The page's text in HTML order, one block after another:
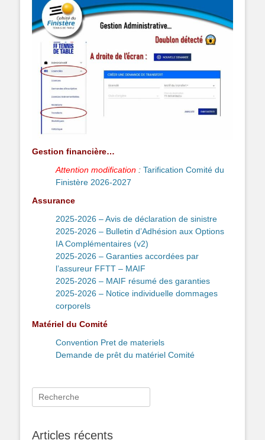
Gestion financière…
Attention modification : Tarification Comité du
Finistère 2026-2027
Assurance
2025-2026 – Avis de déclaration de sinistre
2025-2026 – Bulletin d’Adhésion aux Options
IA Complémentaires (v2)
2025-2026 – Garanties accordées par
l’assureur FFTT – MAIF
2025-2026 – MAIF résumé des garanties
2025-2026 – Notice individuelle dommages
corporels
Matériel du Comité
Convention Pret de materiels
Demande de prêt du matériel Comité
Rechercher :
Articles récents